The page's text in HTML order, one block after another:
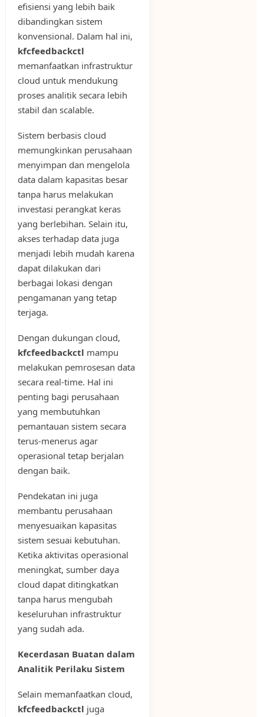
efisiensi yang lebih baik
dibandingkan sistem
konvensional. Dalam hal ini,
kfcfeedbackctl
memanfaatkan infrastruktur
cloud untuk mendukung
proses analitik secara lebih
stabil dan scalable.
Sistem berbasis cloud
memungkinkan perusahaan
menyimpan dan mengelola
data dalam kapasitas besar
tanpa harus melakukan
investasi perangkat keras
yang berlebihan. Selain itu,
akses terhadap data juga
menjadi lebih mudah karena
dapat dilakukan dari
berbagai lokasi dengan
pengamanan yang tetap
terjaga.
Dengan dukungan cloud,
kfcfeedbackctl mampu
melakukan pemrosesan data
secara real-time. Hal ini
penting bagi perusahaan
yang membutuhkan
pemantauan sistem secara
terus-menerus agar
operasional tetap berjalan
dengan baik.
Pendekatan ini juga
membantu perusahaan
menyesuaikan kapasitas
sistem sesuai kebutuhan.
Ketika aktivitas operasional
meningkat, sumber daya
cloud dapat ditingkatkan
tanpa harus mengubah
keseluruhan infrastruktur
yang sudah ada.
Kecerdasan Buatan dalam
Analitik Perilaku Sistem
Selain memanfaatkan cloud,
kfcfeedbackctl juga